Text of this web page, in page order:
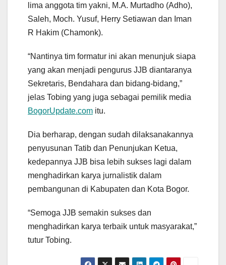
lima anggota tim yakni, M.A. Murtadho (Adho),
Saleh, Moch. Yusuf, Herry Setiawan dan Iman
R Hakim (Chamonk).
“Nantinya tim formatur ini akan menunjuk siapa
yang akan menjadi pengurus JJB diantaranya
Sekretaris, Bendahara dan bidang-bidang,”
jelas Tobing yang juga sebagai pemilik media
BogorUpdate.com itu.
Dia berharap, dengan sudah dilaksanakannya
penyusunan Tatib dan Penunjukan Ketua,
kedepannya JJB bisa lebih sukses lagi dalam
menghadirkan karya jurnalistik dalam
pembangunan di Kabupaten dan Kota Bogor.
“Semoga JJB semakin sukses dan
menghadirkan karya terbaik untuk masyarakat,”
tutur Tobing.